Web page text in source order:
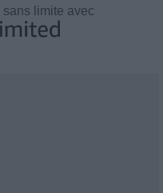
sans limite avec